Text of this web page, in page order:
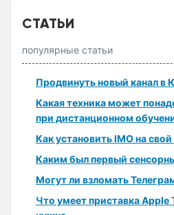
СТАТЬИ
популярные статьи
Продвинуть новый канал в
Какая техника может
при дистанционном
Как установить IMO на
Каким был первый
Могут ли взломать
Что умеет приставка Apple